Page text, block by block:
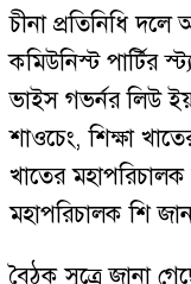
চীনা প্রতিনিধি
কমিউনিস্ট পার্টির
ভাইস গভর্নর লিউ
শাওচেং, শিক্ষা
খাতের মহাপরিচালক
মহাপরিচালক শি
বৈঠক সূত্রে জানা